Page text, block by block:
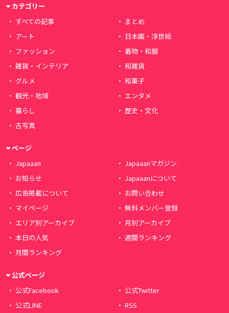
カテゴリー
すべての記事
まとめ
アート
日本画・浮世絵
ファッション
着物・和服
雑貨・インテリア
和雑貨
グルメ
和菓子
観光・地域
エンタメ
暮らし
歴史・文化
古写真
ページ
Japaaan
Japaaanマガジン
お知らせ
Japaaanについて
広告掲載について
お問い合わせ
マイページ
無料メンバー登録
エリア別アーカイブ
月別アーカイブ
本日の人気
週間ランキング
月間ランキング
公式ページ
公式Facebook
公式Twitter
公式LINE
RSS